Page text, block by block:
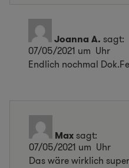
Joanna A. sagt:
07/05/2021 um Uhr
Endlich nochmal
Maxsagt:
07/05/2021 um Uhr
Das wäre wirklich